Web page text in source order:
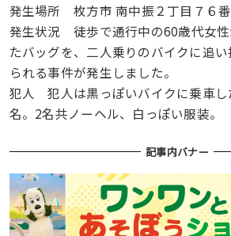
発生場所 枚方市 南中振２丁目７６
発生状況 徒歩で通行中の60歳代女性
たバッグを、二人乗りのバイクに追い
られる事件が発生しました。
犯人 犯人は黒っぽいバイクに乗車し
名。2名共ノーヘル、白っぽい服装。
記事内バナー